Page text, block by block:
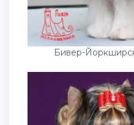
Бивер-